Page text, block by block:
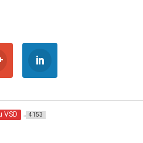
VSD 4153